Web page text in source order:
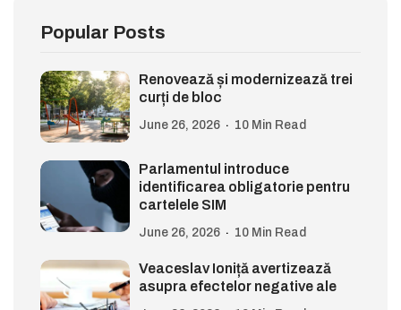
Popular Posts
Renovează și modernizează trei
curți de bloc
June 26, 2026 10 Min Read
Parlamentul introduce
identificarea obligatorie pentru
cartelele SIM
June 26, 2026 10 Min Read
Veaceslav Ioniță avertizează
asupra efectelor negative ale